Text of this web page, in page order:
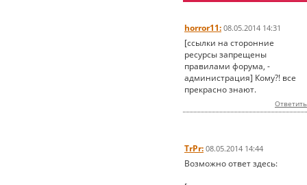
horror11: 08.05.2014 14:31
[ссылки на сторонние
ресурсы запрещены
правилами форума, -
администрация] Кому?! все
прекрасно знают.
Ответить
TrPr: 08.05.2014 14:44
Возможно ответ здесь: